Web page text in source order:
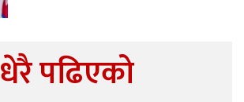
धेरै पढिएको